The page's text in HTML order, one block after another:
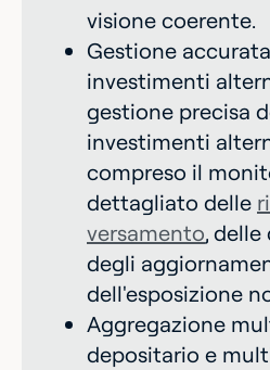
visione coerente.
Gestione
investimenti
gestione precisa
investimenti
compreso il
dettagliato delle
versamento,
degli
dell'esposizione
Aggregazione
depositario e